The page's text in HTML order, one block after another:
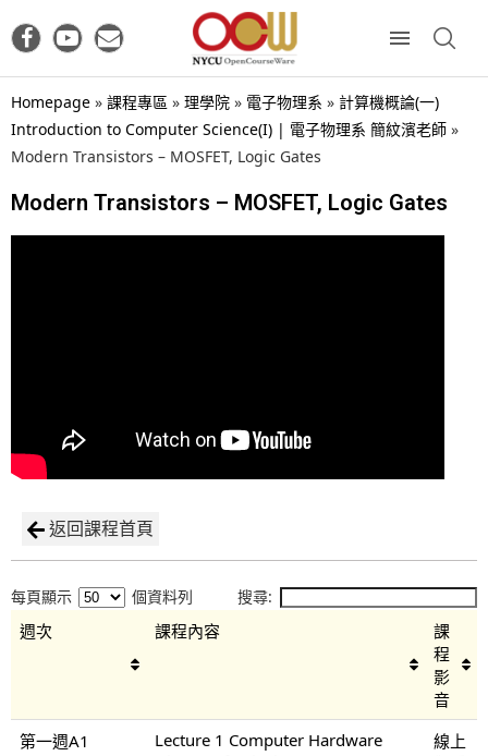
Homepage » 課程專區 » 理學院 » 電子物理系 » 計算機概論(一)
Introduction to Computer Science(I) | 電子物理系 簡紋濱老師 »
Modern Transistors – MOSFET, Logic Gates
Modern Transistors – MOSFET, Logic Gates
返回課程首頁
每頁顯示 個資料列 搜尋:
週次 課程內容
課
程
影
音
第一週A1
Lecture 1 Computer Hardware
線上